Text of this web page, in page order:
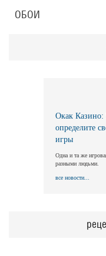
ОБОИ
Окак
определите
игры
Одна и та же
разными людьми.
все новости...